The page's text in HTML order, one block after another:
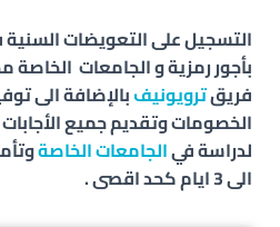
التسجيل علىالتعويضات السنية
بأجور رمزية و الجامعات
فريقترويونيفبالإضافة الى
الخصومات وتقديم جميع الأجابات
لدراسة فيالجامعات الخاصة
الى 3 ايام كحد اقصى .